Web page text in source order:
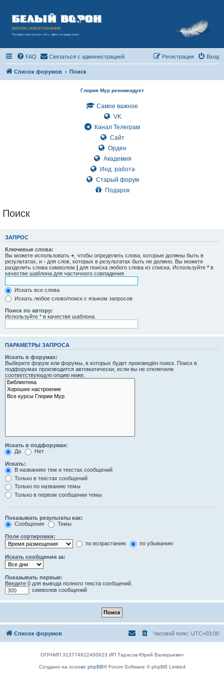
FAQ Связаться с администрацией Вход
Регистрация
Список форумов Поиск
Глория Мур рекомендует
Самое важное
VK
Канал Телеграм
Сайт
Орден
Академия
Инд. работа
Старый форум
Подарок
Поиск
ЗАПРОС
Ключевые слова:
Вы можете использовать + , чтобы определить слова, которые должны быть в
результатах, и - для слов, которых в результатах быть не должно. Вы можете
разделить слова символом | для поиска любого слова из списка. Используйте * в
качестве шаблона для частичного совпадения.
Искать все слова
Искать любое слово/поиск с языком запросов
Поиск по автору:
Используйте * в качестве шаблона.
ПАРАМЕТРЫ ЗАПРОСА
Искать в форумах:
Выберите форум или форумы, в которых будет произведён поиск. Поиск в
подфорумах производится автоматически, если вы не отключили
соответствующую опцию ниже.
Искать в подфорумах:
Да
Нет
Искать:
В названиях тем и текстах сообщений
Только в текстах сообщений
Только по названию темы
Только в первом сообщении темы
Показывать результаты как:
Сообщения
Темы
Поле сортировки:
по возрастанию
по убыванию
Искать сообщения за:
Показывать первые:
Введите 0 для вывода полного текста сообщений.
символов сообщений
Список форумов Часовой пояс: UTC+03:00
ОГРНИП 313774622400623 ИП Тарасов Юрий Валерьевич
Создано на основе phpBB® Forum Software © phpBB Limited